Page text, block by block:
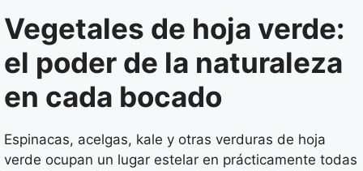
Vegetales de hoja verde:
el poder de la naturaleza
en cada bocado
Espinacas, acelgas, kale y otras verduras de hoja
verde ocupan un lugar estelar en prácticamente todas